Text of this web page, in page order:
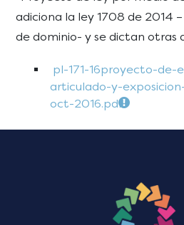
adiciona la ley 1708 de 2014
de dominio- y se dictan otras
pl-171-16proyecto-
articulado-y-
oct-2016.pdf